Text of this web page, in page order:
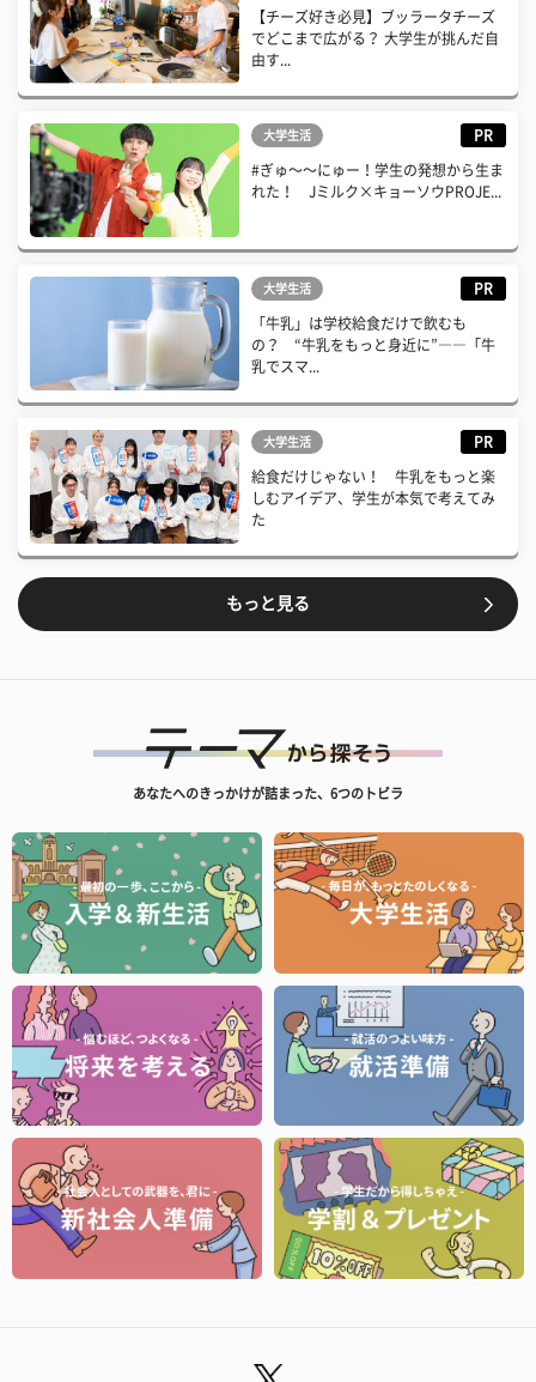
【チーズ好き必見】ブッラータチーズ
でどこまで広がる？ 大学生が挑んだ自
由す...
大学生活 PR
#ぎゅ〜〜にゅー！学生の発想から生ま
れた！ Jミルク×キョーソウPROJE...
大学生活 PR
「牛乳」は学校給食だけで飲むも
の？ “牛乳をもっと身近に”――「牛
乳でスマ...
大学生活 PR
給食だけじゃない！ 牛乳をもっと楽
しむアイデア、学生が本気で考えてみ
た
もっと見る
あなたへのきっかけが詰まった、6つのトビラ